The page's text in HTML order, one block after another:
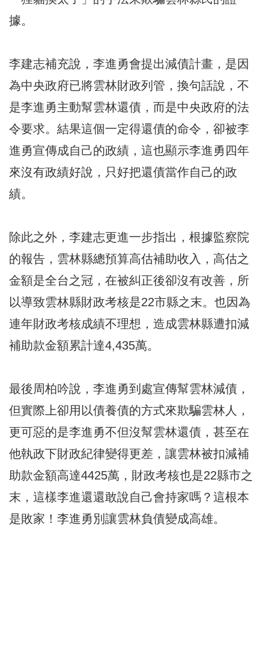
據。
李建志補充說，李進勇會提出減債計畫，是因
為中央政府已將雲林財政列管，換句話說，不
是李進勇主動幫雲林還債，而是中央政府的法
令要求。結果這個一定得還債的命令，卻被李
進勇宣傳成自己的政績，這也顯示李進勇四年
來沒有政績好說，只好把還債當作自己的政
績。
除此之外，李建志更進一步指出，根據監察院
的報告，雲林縣總預算高估補助收入，高估之
金額是全台之冠，在被糾正後卻沒有改善，所
以導致雲林縣財政考核是22市縣之末。也因為
連年財政考核成績不理想，造成雲林縣遭扣減
補助款金額累計達4,435萬。
最後周柏吟說，李進勇到處宣傳幫雲林減債，
但實際上卻用以債養債的方式來欺騙雲林人，
更可惡的是李進勇不但沒幫雲林還債，甚至在
他執政下財政紀律變得更差，讓雲林被扣減補
助款金額高達4425萬，財政考核也是22縣市之
末，這樣李進還還敢說自己會持家嗎？這根本
是敗家！李進勇別讓雲林負債變成高雄。